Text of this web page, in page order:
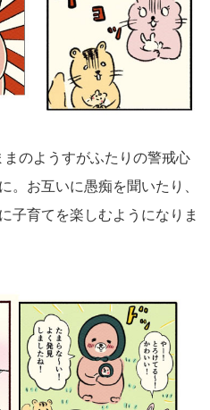
のようすがふたりの警戒心
。お互いに愚痴を聞いたり、
子育てを楽しむようになりま